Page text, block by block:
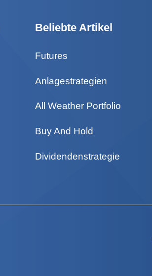
Beliebte Artikel
Futures
Anlagestrategien
All Weather Portfolio
Buy And Hold
Dividendenstrategie